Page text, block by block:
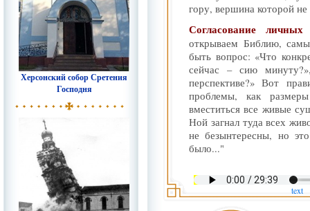
Херсонский собор Сретения
Господня
гору, вершина которой
Согласование
открываем Библию,
быть вопрос: «Что
сейчас – сию
перспективе?» Вот
проблемы, как
вместиться все живые
Ной загнал туда всех
не безынтересны, но
было..."
text